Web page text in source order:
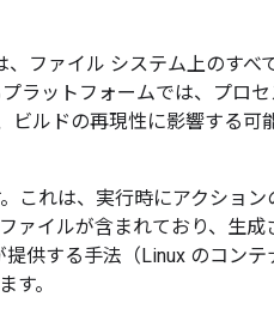
ファイル システム上のすべ
ラットフォームでは、プロ
ビルドの再現性に影響する可
これは、実行時にアクション
ァイルが含まれており、生成
供する手法（Linux のコンテ
す。